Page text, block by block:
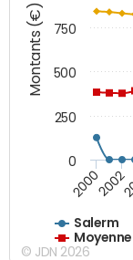
Montants (€)
Salerm
20002002
0
250
500
750
© JDN 2026